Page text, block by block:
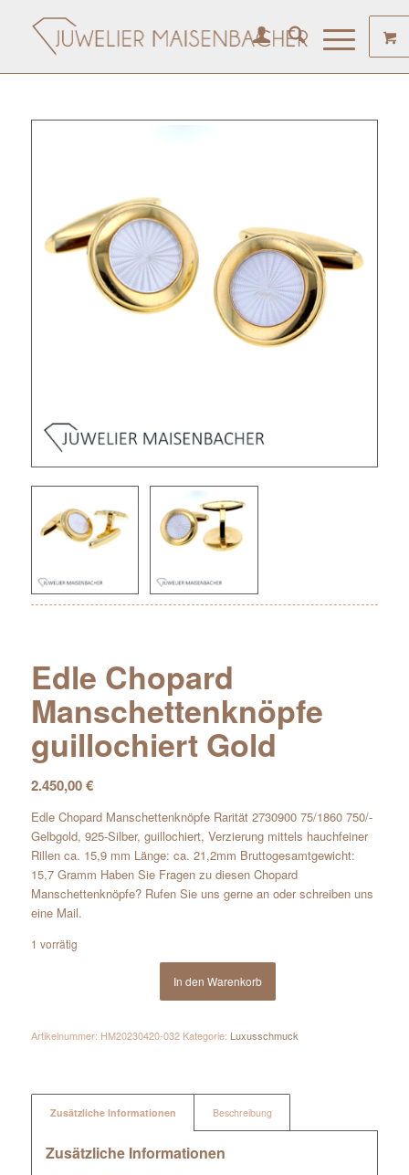
Edle Chopard
Manschettenknöpfe
guillochiert Gold
2.450,00€
Edle Chopard Manschettenknöpfe Rarität 2730900 75/1860 750/-
Gelbgold, 925-Silber, guillochiert, Verzierung mittels hauchfeiner
Rillen ca. 15,9 mm Länge: ca. 21,2mm Bruttogesamtgewicht:
15,7 Gramm Haben Sie Fragen zu diesen Chopard
Manschettenknöpfe? Rufen Sie uns gerne an oder schreiben uns
eine Mail.
1 vorrätig
In den Warenkorb
Artikelnummer: HM20230420-032 Kategorie: Luxusschmuck
Zusätzliche Informationen Beschreibung
Zusätzliche Informationen